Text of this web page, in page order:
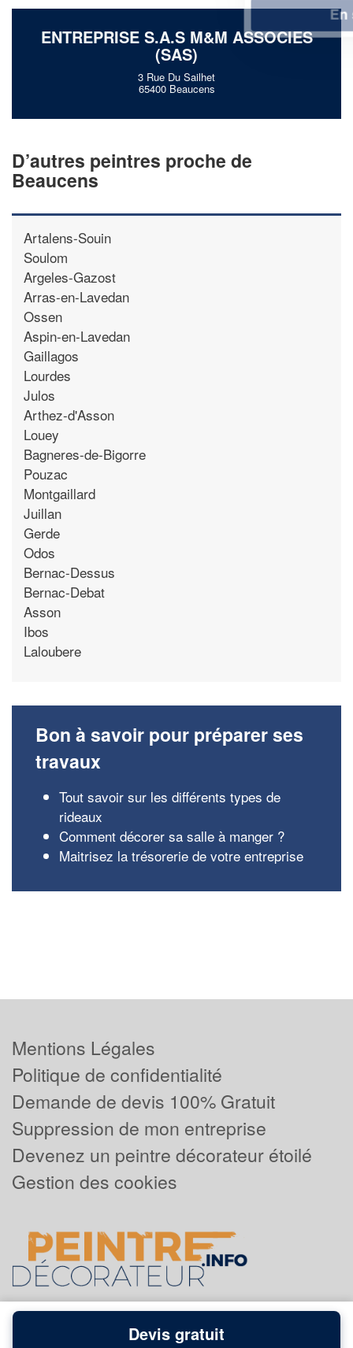
ENTREPRISE S.A.S M&M ASSOCIES
(SAS)
3 Rue Du Sailhet
65400 Beaucens
D’autres peintres proche de
Beaucens
Artalens-Souin
Soulom
Argeles-Gazost
Arras-en-Lavedan
Ossen
Aspin-en-Lavedan
Gaillagos
Lourdes
Julos
Arthez-d'Asson
Louey
Bagneres-de-Bigorre
Pouzac
Montgaillard
Juillan
Gerde
Odos
Bernac-Dessus
Bernac-Debat
Asson
Ibos
Laloubere
Bon à savoir pour préparer ses
travaux
Tout savoir sur les différents types de
rideaux
Comment décorer sa salle à manger ?
Maitrisez la trésorerie de votre entreprise
En savoir plus
Mentions Légales
Politique de confidentialité
Demande de devis 100% Gratuit
Suppression de mon entreprise
Devenez un peintre décorateur étoilé
Gestion des cookies
Powered byPlus que pro
Devis gratuit